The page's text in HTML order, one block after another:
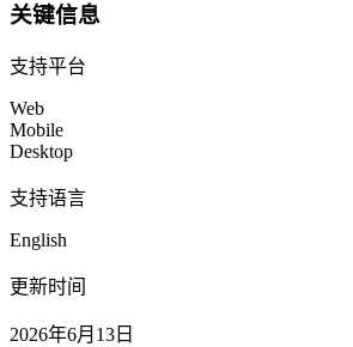
关键信息
支持平台
Web
Mobile
Desktop
支持语言
English
更新时间
2026年6月13日